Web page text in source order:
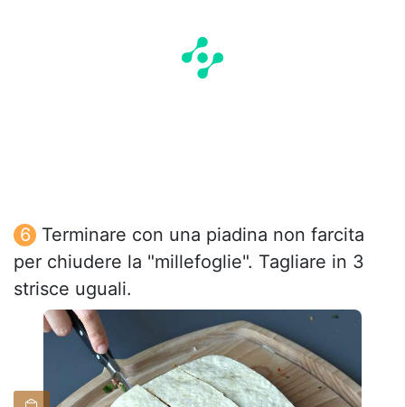
Terminare con una piadina non farcita
per chiudere la "millefoglie". Tagliare in 3
strisce uguali.